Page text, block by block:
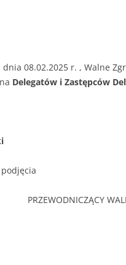
08.02.2025 r. , Walne
Delegatów i Zastępców